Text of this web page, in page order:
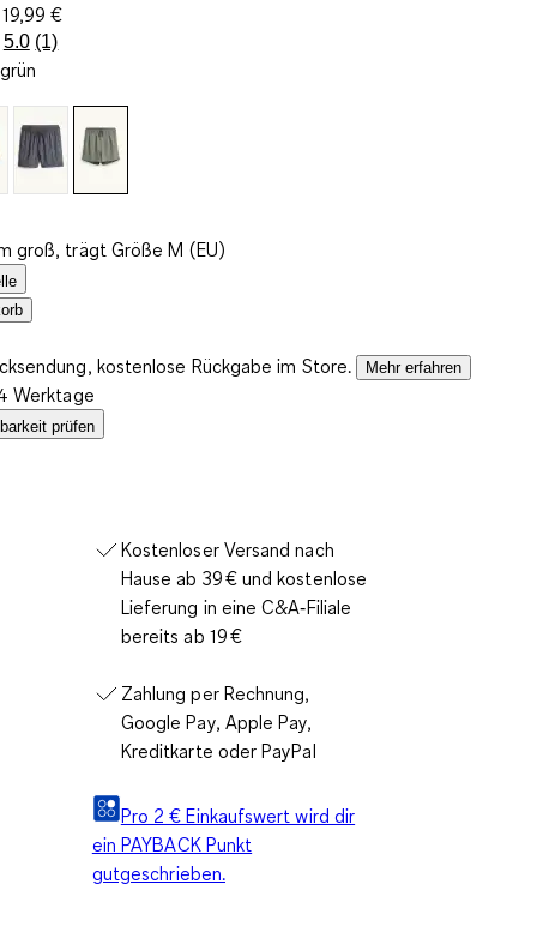
19,99 €
5.0 Bewertung
auf
derselben
Seite.
(1)
groß, trägt Größe M (EU)
kostenlose Rückgabe im Store. Mehr erfahren
Werktage
prüfen
Kostenloser Versand nach
Hause ab 39 € und kostenlose
Lieferung in eine C&A‑Filiale
bereits ab 19 €
Zahlung per Rechnung,
Google Pay, Apple Pay,
Kreditkarte oder PayPal
Pro 2 € Einkaufswert wird dir
ein PAYBACK Punkt
gutgeschrieben.